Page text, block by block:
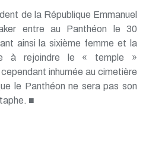
de la République Emmanuel
entre au Panthéon le 30
ainsi la sixième femme et la
à rejoindre le « temple »
inhumée au cimetière
le Panthéon ne sera pas son
■